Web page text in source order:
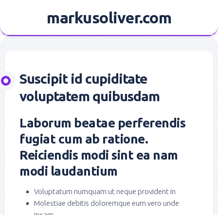
content
markusoliver.com
Suscipit id cupiditate
voluptatem quibusdam
Laborum beatae perferendis
fugiat cum ab ratione.
Reiciendis modi sint ea nam
modi laudantium
Voluptatum numquam ut neque provident in
Molestiae debitis doloremque eum vero unde